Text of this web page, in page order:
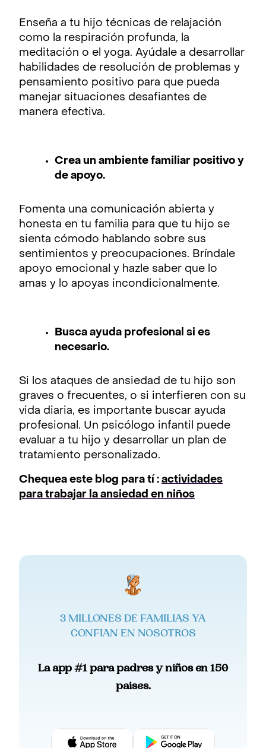
Enseña a tu hijo técnicas de relajación
como la respiración profunda, la
meditación o el yoga. Ayúdale a desarrollar
habilidades de resolución de problemas y
pensamiento positivo para que pueda
manejar situaciones desafiantes de
manera efectiva.
Crea un ambiente familiar positivo y
de apoyo.
Fomenta una comunicación abierta y
honesta en tu familia para que tu hijo se
sienta cómodo hablando sobre sus
sentimientos y preocupaciones. Bríndale
apoyo emocional y hazle saber que lo
amas y lo apoyas incondicionalmente.
Busca ayuda profesional si es
necesario.
Si los ataques de ansiedad de tu hijo son
graves o frecuentes, o si interfieren con su
vida diaria, es importante buscar ayuda
profesional. Un psicólogo infantil puede
evaluar a tu hijo y desarrollar un plan de
tratamiento personalizado.
Chequea este blog para tí : actividades
para trabajar la ansiedad en niños
3 MILLONES DE FAMILIAS YA
CONFIAN EN NOSOTROS
La app #1 para padres y niños en 150
paises.